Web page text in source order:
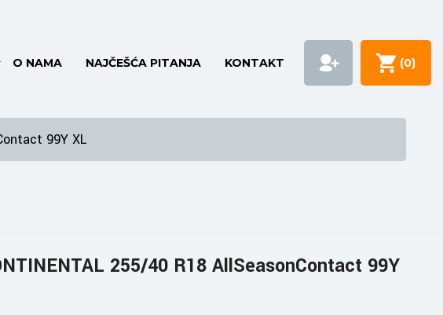
O NAMA NAJČEŠĆA PITANJA KONTAKT (0)
99Y XL
255/40 R18 AllSeasonContact 99Y